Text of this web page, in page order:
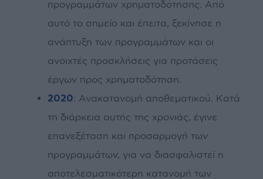
προγραμμάτων χρηματοδότησης. Από
αυτό το σημείο και έπειτα, ξεκίνησε η
ανάπτυξη των προγραμμάτων και οι
ανοιχτές προσκλήσεις για προτάσεις
έργων προς χρηματοδότηση.
2020: Ανακατανομή αποθεματικού. Κατά
τη διάρκεια αυτής της χρονιάς, έγινε
επανεξέταση και προσαρμογή των
προγραμμάτων, για να διασφαλιστεί η
αποτελεσματικότερη κατανομή των